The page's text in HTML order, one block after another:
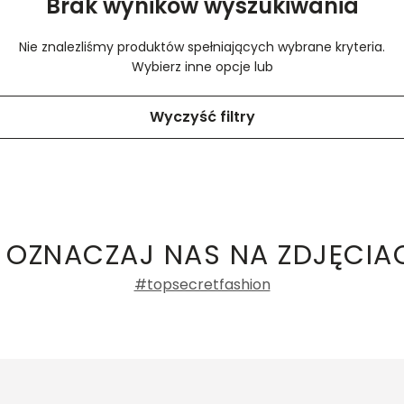
Nie znalezliśmy produktów spełniających wybrane kryteria.
Wybierz inne opcje lub
Wyczyść filtry
NAS NA
#topsecretfashion